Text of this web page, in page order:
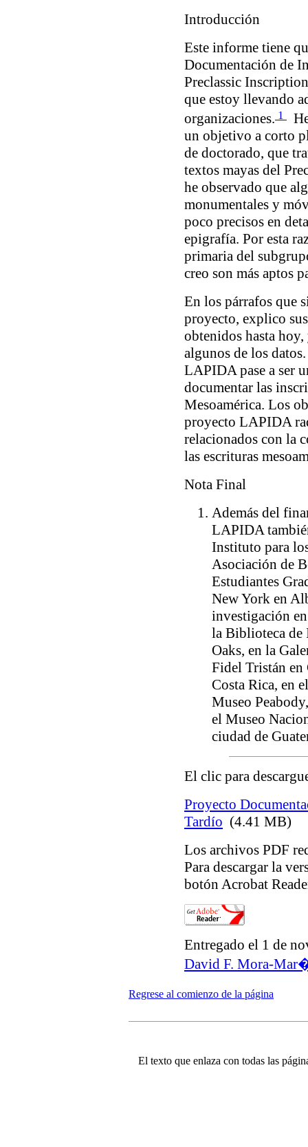
Introducción
Este informe tiene
Documentación de
Preclassic
que estoy llevando
organizaciones. 1
un objetivo a corto
de doctorado, que
textos mayas del
he observado que
monumentales y
poco precisos en
epigrafía. Por esta
primaria del
creo son más aptos
En los párrafos que
proyecto, explico
obtenidos hasta
algunos de los
LAPIDA pase a ser
documentar las
Mesoamérica. Los
proyecto LAPIDA
relacionados con la
las escrituras
Nota Final
Además del
LAPIDA
Instituto para
Asociación de
Estudiantes
New York en
investigación
la Biblioteca de
Oaks, en la
Fidel Tristán en
Costa Rica, en
Museo
el Museo
ciudad de
El clic para
Proyecto
Tardío (4.41 MB)
Los archivos PDF
Para descargar la
botón Acrobat
Entregado el 1 de
David F. Mora-
Regrese al comienzo de la página
El texto que enlaza con todas las